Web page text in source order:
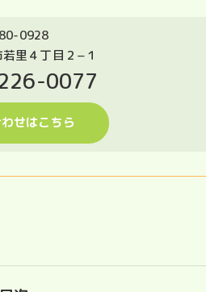
0928
里４丁目２−１
0077
せはこちら